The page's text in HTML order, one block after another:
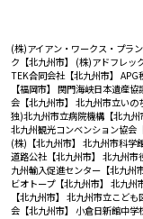
(株)アイアン・ワークス・プラ
ク【北九州市】 (株)アドフレッ
TEK合同会社【北九州市】 APG
【福岡市】 関門海峡日本遺産協
会【北九州市】 北九州市立いの
独)北九州市立病院機構【北九州
北九州観光コンベンション協会
(株)【北九州市】 北九州市科学
道路公社【北九州市】 北九州市
九州輸入促進センター【北九州
ビオトープ【北九州市】 北九州
【北九州市】 北九州市立こども
会【北九州市】 小倉日新館中学